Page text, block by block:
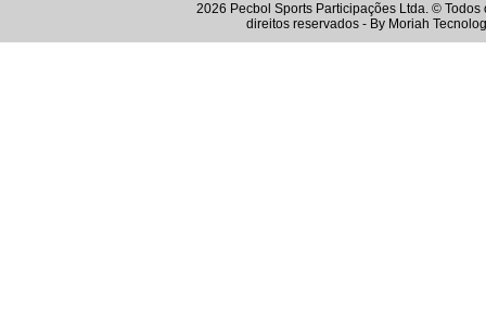
2026 Pecbol Sports Participações Ltda. © Todos
direitos reservados - By Moriah